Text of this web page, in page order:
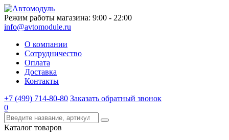
Режим работы магазина: 9:00 - 22:00
info@avtomodule.ru
О компании
Сотрудничество
Оплата
Доставка
Контакты
+7 (499) 714-80-80 Заказать обратный звонок
0
Каталог товаров